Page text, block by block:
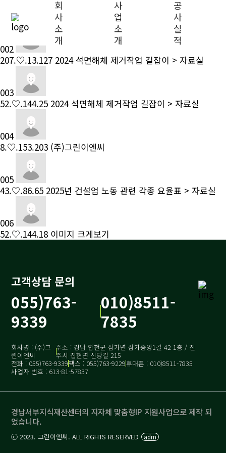
회
사
소
개
사
업
소
개
공
사
실
적
43.♡.36.169
자료실 글답변
002
207.♡.13.127 2024 석면해체 제거작업 길잡이 > 자료실
003
52.♡.144.25 2024 석면해체 제거작업 길잡이 > 자료실
004
8.♡.153.203 (주)그린이엔씨
005
43.♡.86.65 2025년 건설업 노동 관련 각종 요율표 > 자료실
006
52.♡.144.18 이미지 크게보기
고객상담 문의
055)763-
9339
010)8511-
7835
회사명 : (주)그
린이엔씨
주소 : 경남 합천군 삼가면 삼가중앙1길 42 1층 / 진
주시 집현면 신당길 215
전화 : 055)763-9339팩스 : 055)763-9229휴대폰 : 010)8511-7835
사업자 번호 : 613-81-57837
경남서부지식재산센터의 지자체 맞춤형IP 지원사업으로 제작 되
었습니다.
ⓒ 2023. 그린이엔씨. ALL RIGHTS RESERVED adm